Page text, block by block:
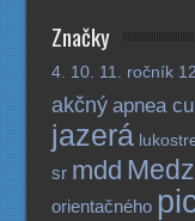
Značky
4. 10. 11. ročník
akčný apnea
jazerá
sr mdd
orientačného